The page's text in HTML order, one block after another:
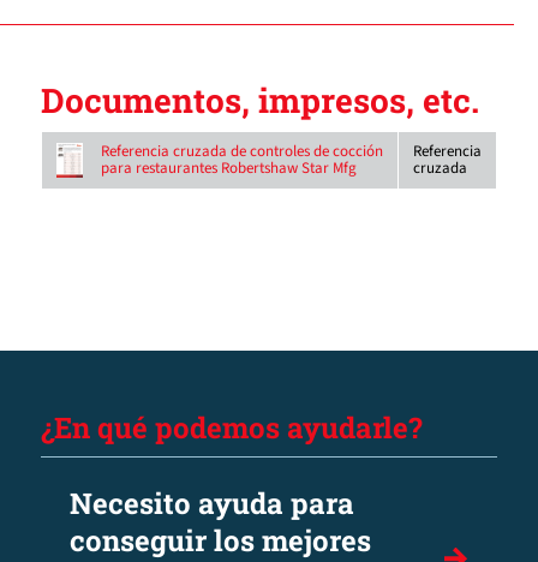
Documentos, impresos, etc.
Referencia cruzada de controles de cocción
para restaurantes Robertshaw Star Mfg
Referencia
cruzada
¿En qué podemos ayudarle?
Necesito ayuda para
conseguir los mejores